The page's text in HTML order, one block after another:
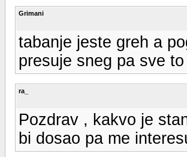
Grimani
tabanje jeste greh a
presuje sneg pa sve
ra_
Pozdrav , kakvo je
bi dosao pa me